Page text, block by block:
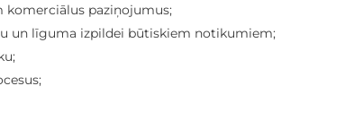
paziņojumus;
un līguma izpildei būtiskiem notikumiem;